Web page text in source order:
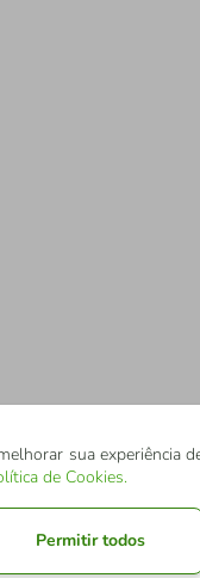
sua experiência
de Cookies.
Permitir todos